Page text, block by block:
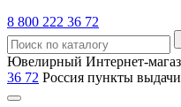
8 800 222 36 72
Ювелирный Интернет-
36 72 Россия пункты